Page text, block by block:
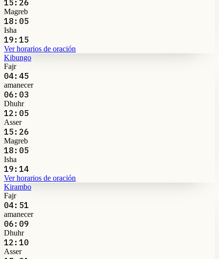
15:26
Magreb
18:05
Isha
19:15
Ver horarios de oración
Kibungo
Fajr
04:45
amanecer
06:03
Dhuhr
12:05
Asser
15:26
Magreb
18:05
Isha
19:14
Ver horarios de oración
Kirambo
Fajr
04:51
amanecer
06:09
Dhuhr
12:10
Asser